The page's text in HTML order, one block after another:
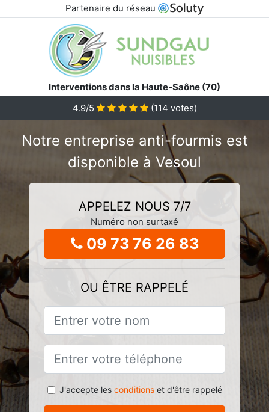
Partenaire du réseau
Interventions dans la Haute-Saône (70)
4.9/5
(114 votes)
Notre entreprise anti-fourmis est
disponible à Vesoul
APPELEZ NOUS 7/7
Numéro non surtaxé
09 73 76 26 83
OU ÊTRE RAPPELÉ
J'accepte les conditionset d'être rappelé